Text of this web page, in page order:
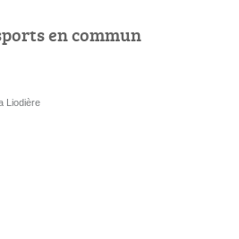
en commun
Liodière